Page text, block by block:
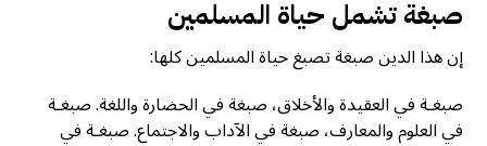
صبغة تشمل حياة المسلمين
إن هذا الدين صبغة تصبغ حياة المسلمين كلها:
صبغـة في العقيدة والأخلاق، صبغة في الحضارة واللغة. صبغـة
في العلوم والمعارف، صبغة في الآداب والاجتماع. صبغـة في